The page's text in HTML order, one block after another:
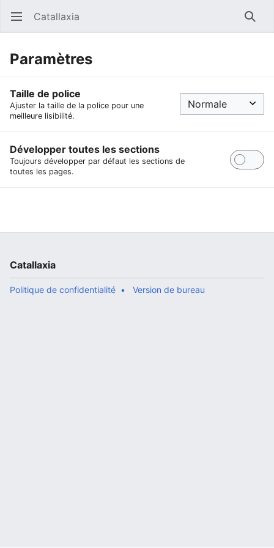
Ouvrir le menu principal Catallaxia
Paramètres
Taille de police
Ajuster la taille de la police pour une
meilleure lisibilité.
Développer toutes les sections
Toujours développer par défaut les sections de
toutes les pages.
Catallaxia
Politique de confidentialité Version de bureau